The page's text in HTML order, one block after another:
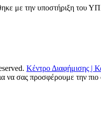
με την υποστήριξη του
Κέντρο Διαφήμισης |
σας προσφέρουμε την πιο